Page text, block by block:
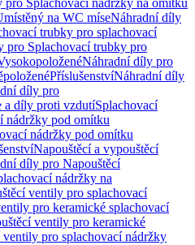
pro Splachovací nádržky na omítku
na WC míseNáhradní díly
trubky pro splachovací
pro Splachovací trubky pro
Náhradní díly pro
PříslušenstvíNáhradní díly
díly pro
a díly proti vzdutíSplachovací
nádržky pod omítku
nádržky pod omítku
Napouštěcí a vypouštěcí
díly pro Napouštěcí
nádržky na
ventily pro splachovací
pro keramické splachovací
ventily pro keramické
ventily pro splachovací nádržky